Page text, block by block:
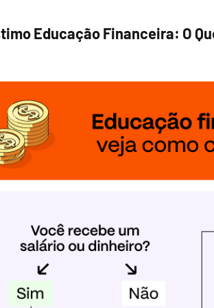
Educação Financeira: O